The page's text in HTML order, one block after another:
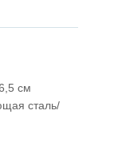
см
сталь/